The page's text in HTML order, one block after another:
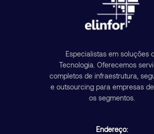
Especialistas em soluções
Tecnologia. Oferecemos
completos de infraestrutura,
e outsourcing para empresas
os segmentos.
Endereço: